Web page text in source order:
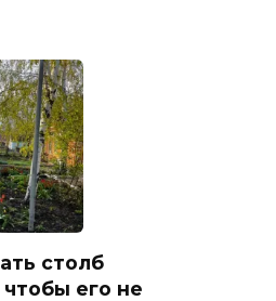
столб
его не